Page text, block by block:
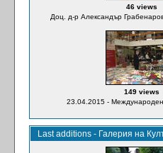
46 views
Доц. д-р Александър
149 views
23.04.2015 - Международен
Last additions - Галерия на